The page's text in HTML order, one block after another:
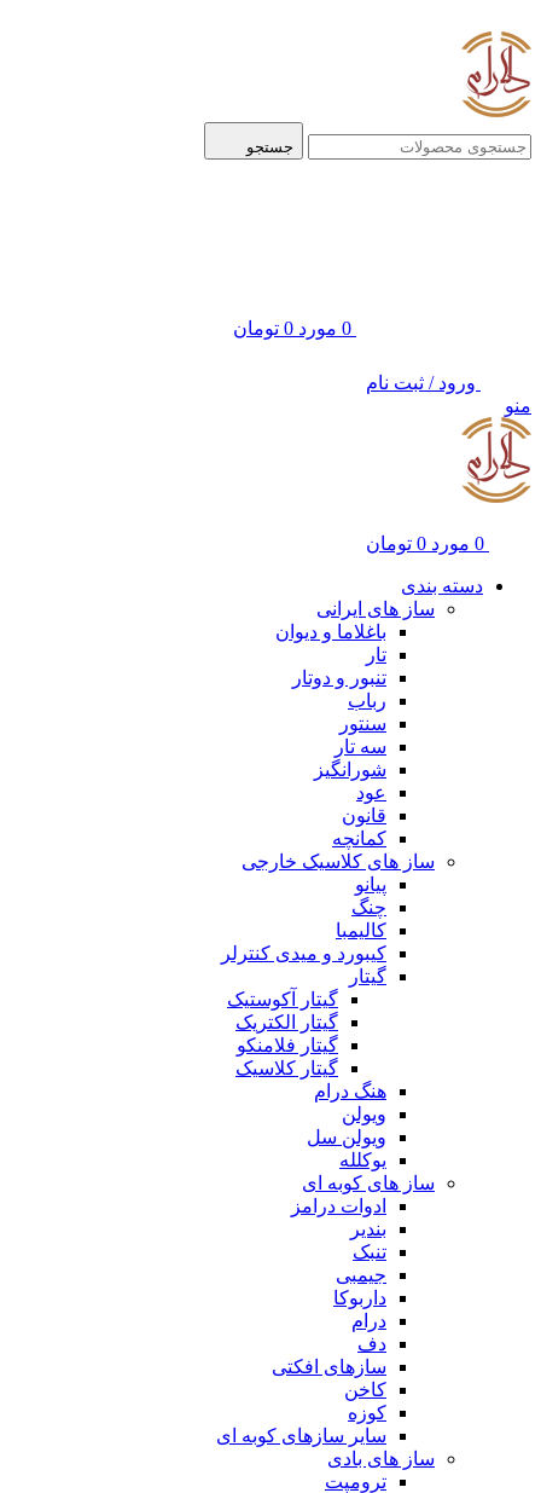
جستجو
0 مورد 0 تومان
ورود / ثبت نام
منو
0 مورد 0 تومان
دسته بندی
ساز های ایرانی
باغلاما و دیوان
تار
تنبور و دوتار
رباب
سنتور
سه تار
شورانگیز
عود
قانون
کمانچه
ساز های کلاسیک خارجی
پیانو
چنگ
کالیمبا
کیبورد و میدی کنترلر
گیتار
گیتار آکوستیک
گیتار الکتریک
گیتار فلامنکو
گیتار کلاسیک
هنگ درام
ویولن
ویولن سل
یوکلله
ساز های کوبه ای
ادوات درامز
بندیر
تنبک
جیمبی
داربوکا
درام
دف
سازهای افکتی
کاخن
کوزه
سایر سازهای کوبه ای
ساز های بادی
ترومپت